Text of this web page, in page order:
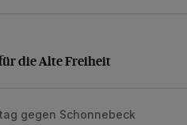
die Alte Freiheit
die Alte Freiheit
und Fitnesszustand
gegen Schonnebeck